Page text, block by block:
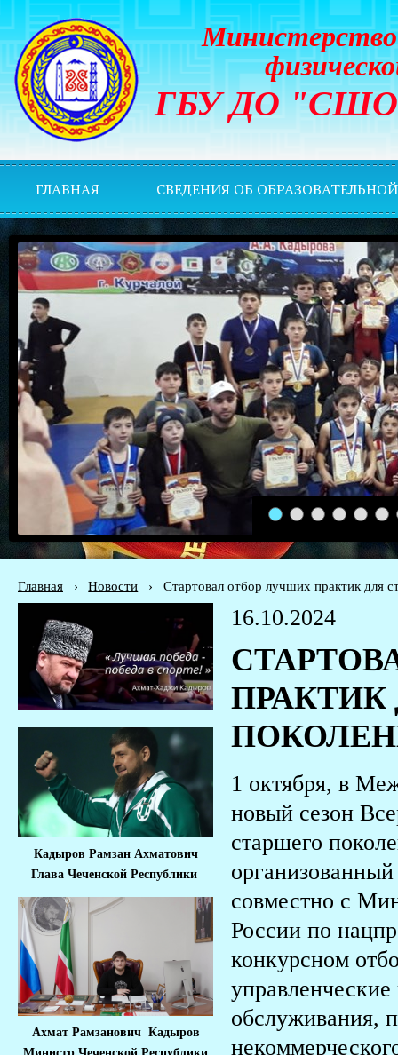
Министерство
ГБУ ДО "СШОР
ГЛАВНАЯ СВЕДЕНИЯ ОБ
1 2 3 4 5 6
Главная › Новости › Стартовал отбор лучших практик для
Кадыров Рамзан Ахматович
Глава Чеченской Республики
Ахмат Рамзанович Кадыров
16.10.2024
1 октября, в
новый сезон
старшего
совместно с
России по
конкурсном
обслуживания,